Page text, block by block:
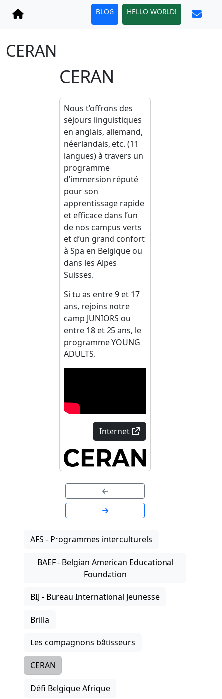
BLOG HELLO WORLD!
CERAN
CERAN
Nous t’offrons des
séjours linguistiques
en anglais, allemand,
néerlandais, etc. (11
langues) à travers un
programme
d’immersion réputé
pour son
apprentissage rapide
et efficace dans l’un
de nos campus verts
et d’un grand confort
à Spa en Belgique ou
dans les Alpes
Suisses.
Si tu as entre 9 et 17
ans, rejoins notre
camp JUNIORS ou
entre 18 et 25 ans, le
programme YOUNG
ADULTS.
Internet
AFS - Programmes interculturels
BAEF - Belgian American Educational
Foundation
BIJ - Bureau International Jeunesse
Brilla
Les compagnons bâtisseurs
CERAN
Défi Belgique Afrique